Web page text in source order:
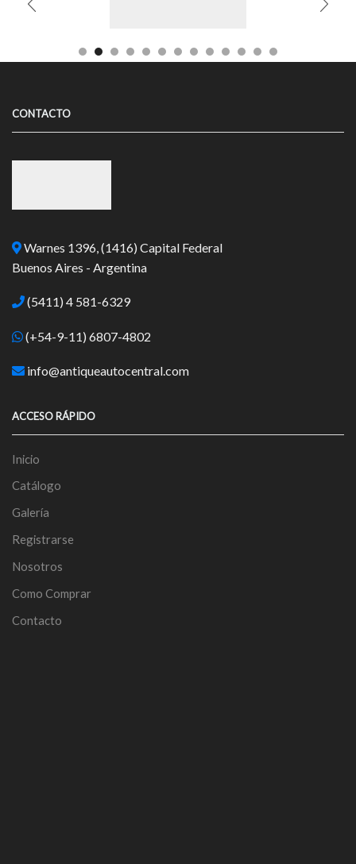
CONTACTO
Warnes 1396, (1416) Capital Federal
Buenos Aires - Argentina
(5411) 4 581-6329
(+54-9-11) 6807-4802
info@antiqueautocentral.com
ACCESO RÁPIDO
Inicio
Catálogo
Galería
Registrarse
Nosotros
Como Comprar
Contacto